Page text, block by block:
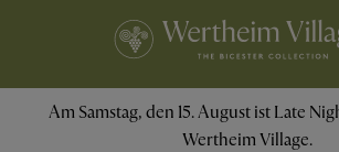
Am Samstag, den 15. August ist Late
Wertheim Village.